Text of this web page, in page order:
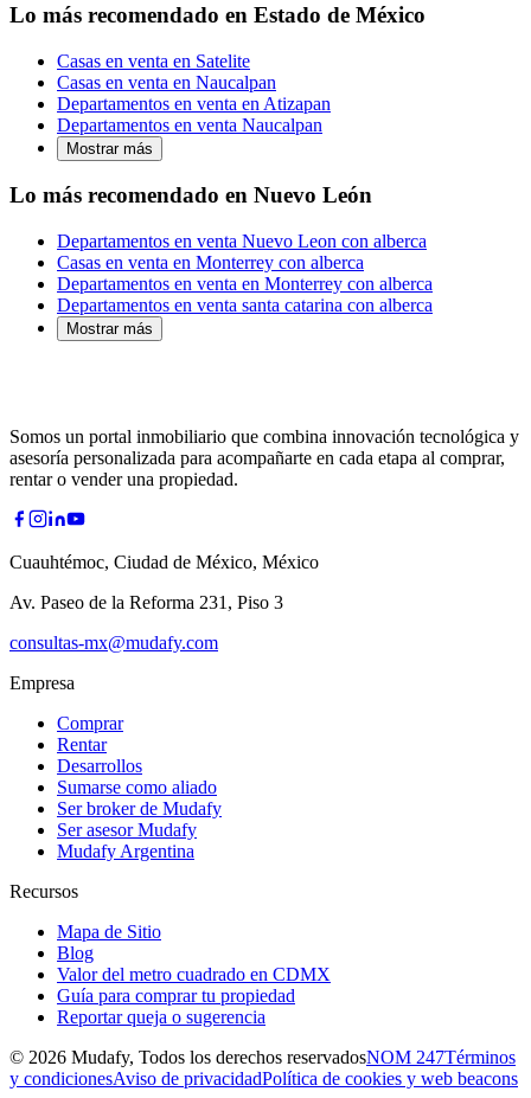
Lo más recomendado en Estado de México
Casas en venta en Satelite
Casas en venta en Naucalpan
Departamentos en venta en Atizapan
Departamentos en venta Naucalpan
Mostrar más
Lo más recomendado en Nuevo León
Departamentos en venta Nuevo Leon con alberca
Casas en venta en Monterrey con alberca
Departamentos en venta en Monterrey con alberca
Departamentos en venta santa catarina con alberca
Mostrar más
Somos un portal inmobiliario que combina innovación tecnológica y
asesoría personalizada para acompañarte en cada etapa al comprar,
rentar o vender una propiedad.
Cuauhtémoc, Ciudad de México, México
Av. Paseo de la Reforma 231, Piso 3
consultas-mx@mudafy.com
Empresa
Comprar
Rentar
Desarrollos
Sumarse como aliado
Ser broker de Mudafy
Ser asesor Mudafy
Mudafy Argentina
Recursos
Mapa de Sitio
Blog
Valor del metro cuadrado en CDMX
Guía para comprar tu propiedad
Reportar queja o sugerencia
© 2026 Mudafy, Todos los derechos reservadosNOM 247Términos
y condicionesAviso de privacidadPolítica de cookies y web beacons